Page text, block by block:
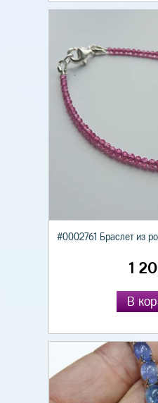
#0002761 Браслет из
1
В